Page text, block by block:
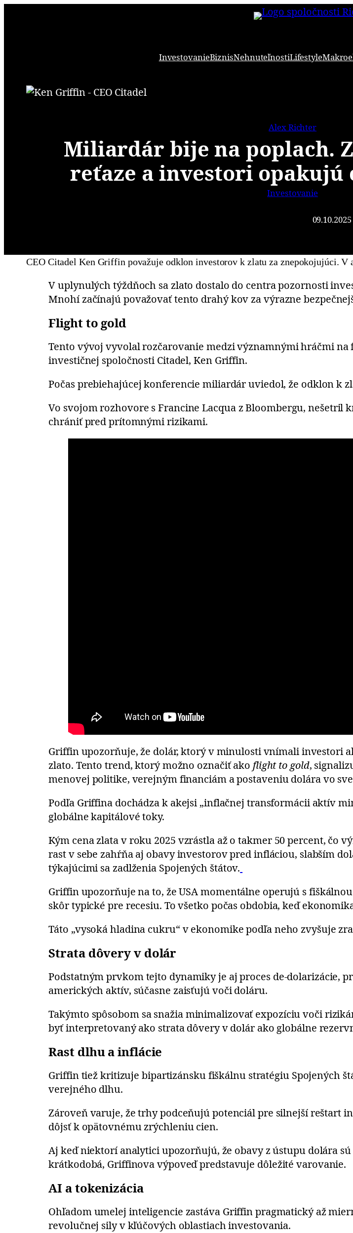
InvestovanieBiznisNehnuteľnostiLifestyle
Alex Richter
Miliardár bije na poplach.
reťaze a investori
Investovanie
09.10.2025
CEO Citadel Ken Griffin považuje odklon investorov k zlatu za znepokojujúci.
V uplynulých týždňoch sa zlato dostalo do centra pozornosti
Mnohí začínajú považovať tento drahý kov za výrazne
Flight to gold
Tento vývoj vyvolal rozčarovanie medzi významnými hráčmi na
investičnej spoločnosti Citadel, Ken Griffin.
Počas prebiehajúcej konferencie miliardár uviedol, že odklon k
Vo svojom rozhovore s Francine Lacqua z Bloombergu, nešetril
chrániť pred prítomnými rizikami.
Griffin upozorňuje, že dolár, ktorý v minulosti vnímali investori
zlato. Tento trend, ktorý možno označiť ako flight to gold,
menovej politike, verejným financiám a postaveniu dolára vo
Podľa Griffina dochádza k akejsi „inflačnej transformácii aktív
globálne kapitálové toky.
Kým cena zlata v roku 2025 vzrástla až o takmer 50 percent, čo
rast v sebe zahŕňa aj obavy investorov pred infláciou, slabším
týkajúcimi sa zadlženia Spojených štátov.
Griffin upozorňuje na to, že USA momentálne operujú s
skôr typické pre recesiu. To všetko počas obdobia, keď
Táto „vysoká hladina cukru“ v ekonomike podľa neho zvyšuje
Strata dôvery v dolár
Podstatným prvkom tejto dynamiky je aj proces de-dolarizácie,
amerických aktív, súčasne zaisťujú voči doláru.
Takýmto spôsobom sa snažia minimalizovať expozíciu voči
byť interpretovaný ako strata dôvery v dolár ako globálne
Rast dlhu a inflácie
Griffin tiež kritizuje bipartizánsku fiškálnu stratégiu Spojených
verejného dlhu.
Zároveň varuje, že trhy podceňujú potenciál pre silnejší reštart
dôjsť k opätovnému zrýchleniu cien.
Aj keď niektorí analytici upozorňujú, že obavy z ústupu dolára
krátkodobá, Griffinova výpoveď predstavuje dôležité varovanie.
AI a tokenizácia
Ohľadom umelej inteligencie zastáva Griffin pragmatický až
revolučnej sily v kľúčových oblastiach investovania.